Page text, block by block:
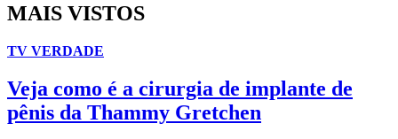
MAIS VISTOS
TV VERDADE
Veja como é a cirurgia de implante de
pênis da Thammy Gretchen